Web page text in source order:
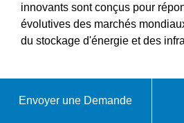
innovants sont conçus pour
évolutives des marchés
du stockage d'énergie et des
Envoyer une Demande